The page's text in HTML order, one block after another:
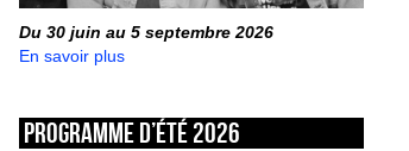
Du 30 juin au 5 septembre 2026
En savoir plus
Programme d’été 2026